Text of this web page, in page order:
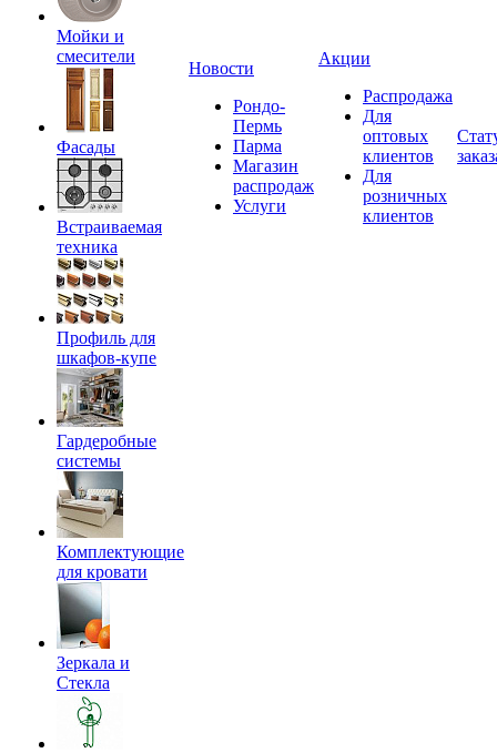
Мойки и
смесители
Фасады
Встраиваемая
техника
Профиль для
шкафов-купе
Гардеробные
системы
Комплектующие
для кровати
Зеркала и
Стекла
Новости
Рондо-
Пермь
Парма
Магазин
распродаж
Услуги
Акции
Распродажа
Для
оптовых
клиентов
Для
розничных
клиентов